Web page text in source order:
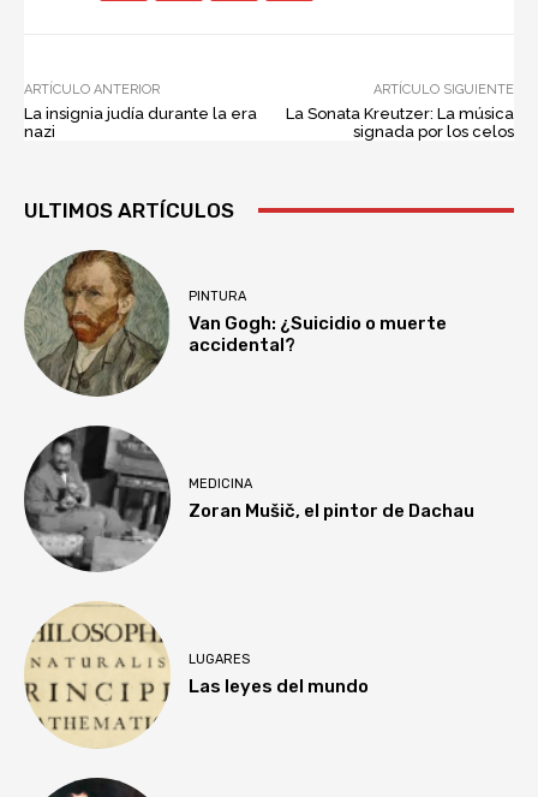
ARTÍCULO ANTERIOR
La insignia judía durante la era
nazi
ARTÍCULO SIGUIENTE
La Sonata Kreutzer: La música
signada por los celos
ULTIMOS ARTÍCULOS
PINTURA
Van Gogh: ¿Suicidio o muerte
accidental?
MEDICINA
Zoran Mušič, el pintor de Dachau
LUGARES
Las leyes del mundo